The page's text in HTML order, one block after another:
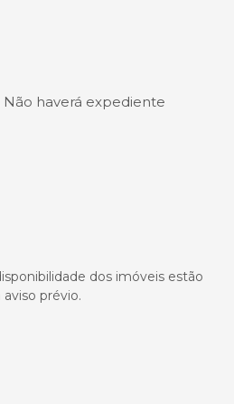
Não haverá expediente
dos imóveis estão
prévio.